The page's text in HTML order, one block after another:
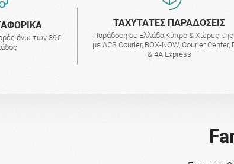
άνω των 39€
ΤΑΧΥΤΑΤΕΣ ΠΑΡΑΔΟΣΕΙΣ
Παράδοση σε Ελλάδα,Κύπρο & Χώρες
με ACS Courier, BOX-NOW, Courier Center,
& 4A Express